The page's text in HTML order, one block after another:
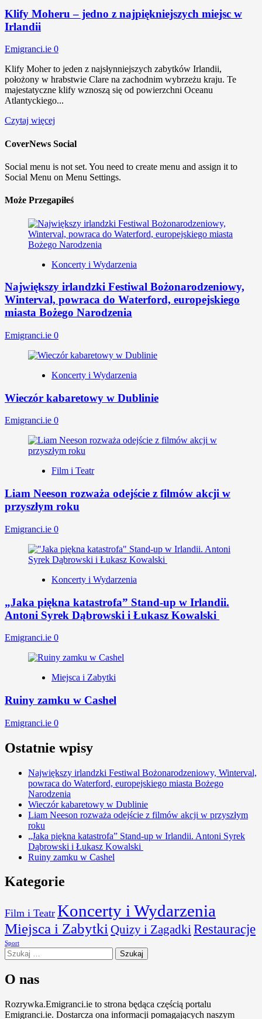
Klify Moheru – jedno z najpiękniejszych miejsc w
Irlandii
Emigranci.ie 0
Klify Moher to jeden z najsłynniejszych zabytków Irlandii,
położony w hrabstwie Clare na zachodnim wybrzeżu kraju. Te
majestatyczne klify wznoszą się od powierzchni Oceanu
Atlantyckiego...
Czytaj więcej
CoverNews Social
Social menu is not set. You need to create menu and assign it to
Social Menu on Menu Settings.
Może Przegapiłeś
Koncerty i Wydarzenia
Największy irlandzki Festiwal Bożonarodzeniowy,
Winterval, powraca do Waterford, europejskiego
miasta Bożego Narodzenia
Emigranci.ie 0
Koncerty i Wydarzenia
Wieczór kabaretowy w Dublinie
Emigranci.ie 0
Film i Teatr
Liam Neeson rozważa odejście z filmów akcji w
przyszłym roku
Emigranci.ie 0
Koncerty i Wydarzenia
„Jaka piękna katastrofa” Stand-up w Irlandii.
Antoni Syrek Dąbrowski i Łukasz Kowalski
Emigranci.ie 0
Miejsca i Zabytki
Ruiny zamku w Cashel
Emigranci.ie 0
Ostatnie wpisy
Największy irlandzki Festiwal Bożonarodzeniowy, Winterval,
powraca do Waterford, europejskiego miasta Bożego
Narodzenia
Wieczór kabaretowy w Dublinie
Liam Neeson rozważa odejście z filmów akcji w przyszłym
roku
„Jaka piękna katastrofa” Stand-up w Irlandii. Antoni Syrek
Dąbrowski i Łukasz Kowalski
Ruiny zamku w Cashel
Kategorie
Film i Teatr Koncerty i Wydarzenia
Miejsca i Zabytki Quizy i Zagadki Restauracje
Sport
Szukaj:
O nas
Rozrywka.Emigranci.ie to strona będąca częścią portalu
Emigranci.ie. Dostarcza ona informacji pomagających naszym